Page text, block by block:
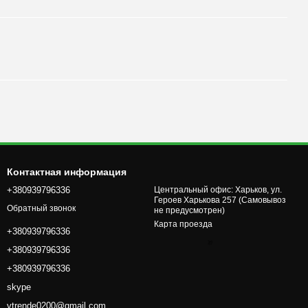
Контактная информация
+380939796336
Обратный звонок
+380939796336
+380939796336
+380939796336
skype
vtrende0200@gmail.com
Центральный офис: Харьков, ул.
Героев Харькова 257 (Самовывоз
не предусмотрен)
Карта проезда